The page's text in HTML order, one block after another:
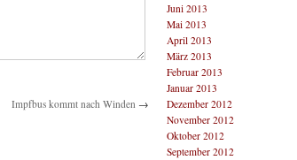
Impfbus kommt nach Winden →
Juni 2013
Mai 2013
April 2013
März 2013
Februar 2013
Januar 2013
Dezember 2012
November 2012
Oktober 2012
September 2012